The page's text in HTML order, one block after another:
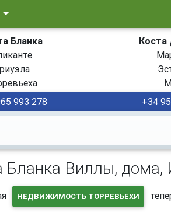
Бланка
Коста
993 278 +34
Бланка Виллы, дома,
НЕДВИЖИМОСТЬ ТОРРЕВЬЕХИ